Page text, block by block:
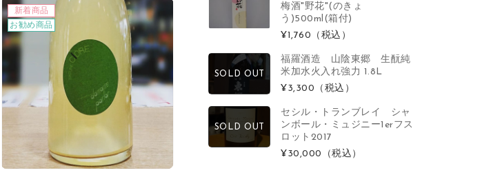
新着商品
お勧め商品
梅酒"野花"(のきょ
う)500ml(箱付)
¥1,760 （税込）
SOLD OUT
福羅酒造 山陰東郷 生酛純
米加水火入れ強力 1.8L
¥3,300 （税込）
SOLD OUT
セシル・トランブレイ シャ
ンボール・ミュジニー1erフス
ロット2017
¥30,000 （税込）